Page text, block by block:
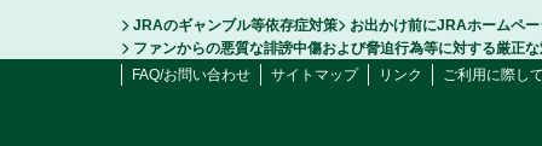
JRAのギャンブル等依存症対策
お出かけ前にJRAホームペ
ファンからの悪質な誹謗中傷および脅迫行為等に対する厳正
FAQ/お問い合わせ
サイトマップ リンク ご利用に際し